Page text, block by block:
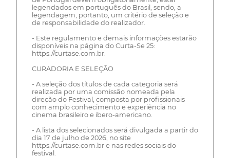
legendados em português do Brasil, sendo, a
legendagem, portanto, um critério de seleção e
de responsabilidade do realizador.
- Este regulamento e demais informações estarão
disponíveis na página do Curta-Se 25:
https://curtase.com.br.
CURADORIA E SELEÇÃO
- A seleção dos títulos de cada categoria será
realizada por uma comissão nomeada pela
direção do Festival, composta por profissionais
com amplo conhecimento e experiência no
cinema brasileiro e ibero-americano.
- A lista dos selecionados será divulgada a partir do
dia 17 de julho de 2026, no site
https://curtase.com.br e nas redes sociais do
festival.